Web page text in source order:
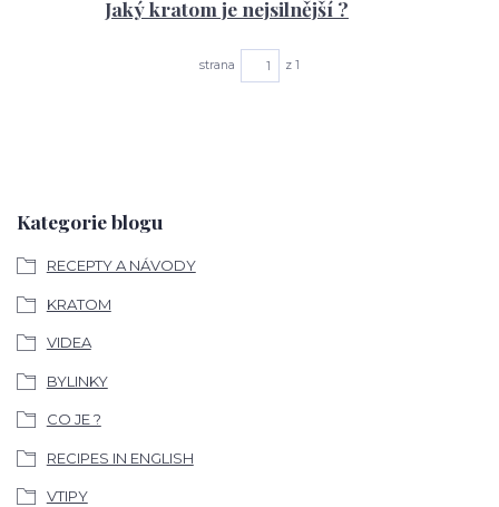
Kategorie blogu
RECEPTY A NÁVODY
KRATOM
VIDEA
BYLINKY
CO JE ?
RECIPES IN ENGLISH
VTIPY
Jaký kratom je nejsilnější ?
strana z 1